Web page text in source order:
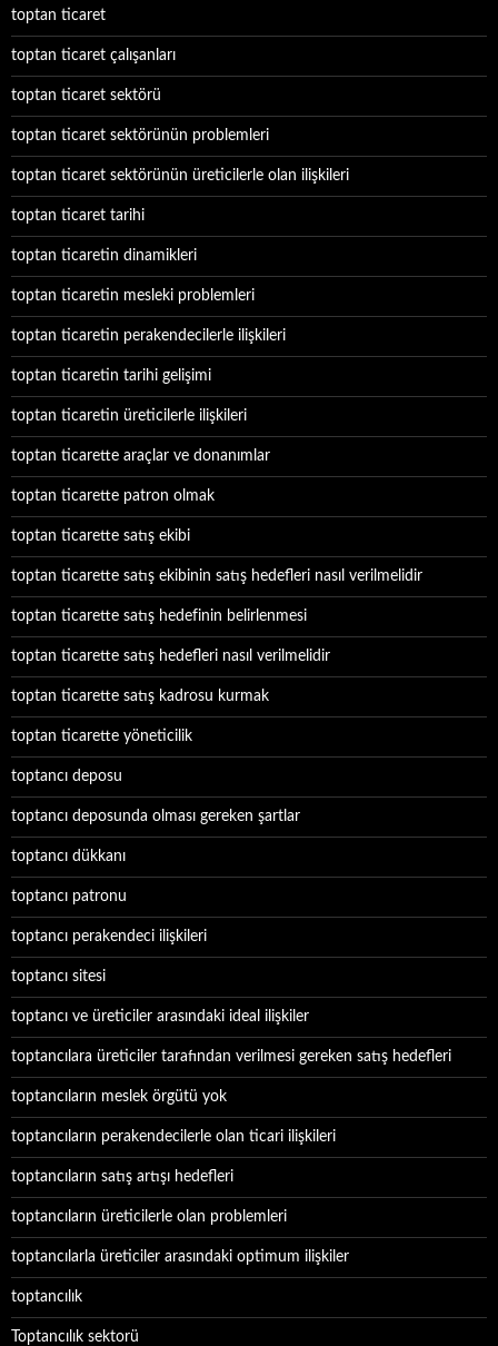
toptan ticaret
toptan ticaret çalışanları
toptan ticaret sektörü
toptan ticaret sektörünün problemleri
toptan ticaret sektörünün üreticilerle olan ilişkileri
toptan ticaret tarihi
toptan ticaretin dinamikleri
toptan ticaretin mesleki problemleri
toptan ticaretin perakendecilerle ilişkileri
toptan ticaretin tarihi gelişimi
toptan ticaretin üreticilerle ilişkileri
toptan ticarette araçlar ve donanımlar
toptan ticarette patron olmak
toptan ticarette satış ekibi
toptan ticarette satış ekibinin satış hedefleri nasıl verilmelidir
toptan ticarette satış hedefinin belirlenmesi
toptan ticarette satış hedefleri nasıl verilmelidir
toptan ticarette satış kadrosu kurmak
toptan ticarette yöneticilik
toptancı deposu
toptancı deposunda olması gereken şartlar
toptancı dükkanı
toptancı patronu
toptancı perakendeci ilişkileri
toptancı sitesi
toptancı ve üreticiler arasındaki ideal ilişkiler
toptancılara üreticiler tarafından verilmesi gereken satış hedefleri
toptancıların meslek örgütü yok
toptancıların perakendecilerle olan ticari ilişkileri
toptancıların satış artışı hedefleri
toptancıların üreticilerle olan problemleri
toptancılarla üreticiler arasındaki optimum ilişkiler
toptancılık
Toptancılık sektorü